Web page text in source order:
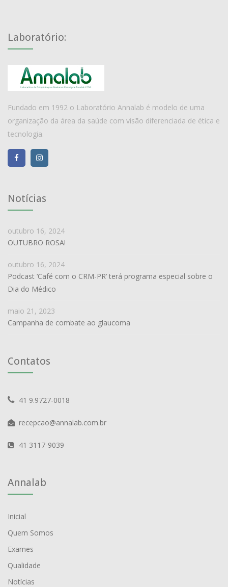
Laboratório:
Fundado em 1992 o Laboratório Annalab é modelo de uma
organização da área da saúde com visão diferenciada de ética e
tecnologia.
Notícias
outubro 16, 2024
OUTUBRO ROSA!
outubro 16, 2024
Podcast ‘Café com o CRM-PR’ terá programa especial sobre o
Dia do Médico
maio 21, 2023
Campanha de combate ao glaucoma
Contatos
41 9.9727-0018
recepcao@annalab.com.br
41 3117-9039
Annalab
Inicial
Quem Somos
Exames
Qualidade
Notícias